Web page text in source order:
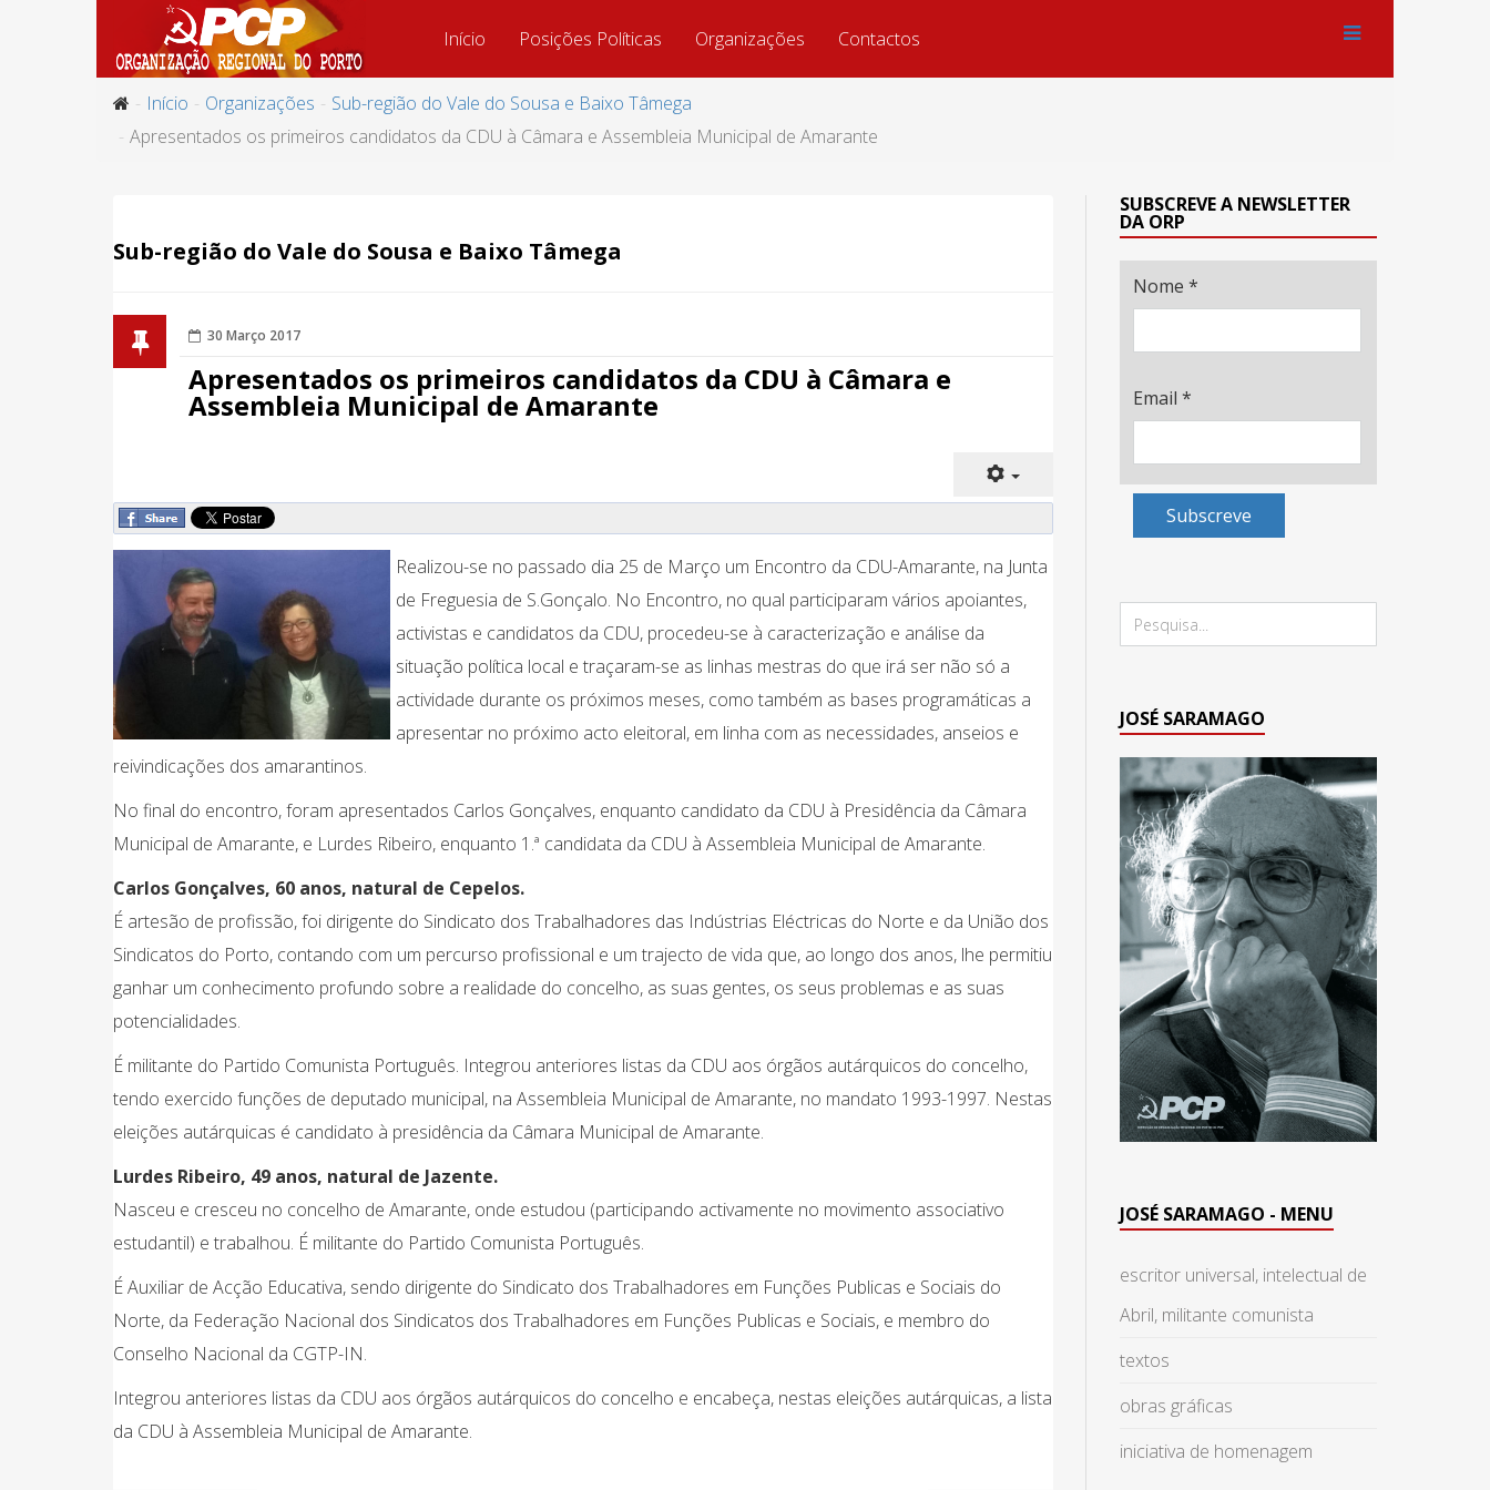
Início Posições Políticas Organizações Contactos
Início Organizações
Sub-região do Vale do Sousa e Baixo Tâmega
Apresentados os primeiros candidatos da CDU à Câmara e Assembleia Municipal de Amarante
Sub-região do Vale do Sousa e Baixo Tâmega
30 Março 2017
Apresentados os primeiros candidatos da CDU à Câmara e
Assembleia Municipal de Amarante
Realizou-se no passado dia 25 de Março um Encontro da CDU-Amarante, na Junta
de Freguesia de S.Gonçalo. No Encontro, no qual participaram vários apoiantes,
activistas e candidatos da CDU, procedeu-se à caracterização e análise da
situação política local e traçaram-se as linhas mestras do que irá ser não só a
actividade durante os próximos meses, como também as bases programáticas a
apresentar no próximo acto eleitoral, em linha com as necessidades, anseios e
reivindicações dos amarantinos.
No final do encontro, foram apresentados Carlos Gonçalves, enquanto candidato da CDU à Presidência da Câmara
Municipal de Amarante, e Lurdes Ribeiro, enquanto 1.ª candidata da CDU à Assembleia Municipal de Amarante.
Carlos Gonçalves, 60 anos, natural de Cepelos.
É artesão de profissão, foi dirigente do Sindicato dos Trabalhadores das Indústrias Eléctricas do Norte e da União dos
Sindicatos do Porto, contando com um percurso profissional e um trajecto de vida que, ao longo dos anos, lhe permitiu
ganhar um conhecimento profundo sobre a realidade do concelho, as suas gentes, os seus problemas e as suas
potencialidades.
É militante do Partido Comunista Português. Integrou anteriores listas da CDU aos órgãos autárquicos do concelho,
tendo exercido funções de deputado municipal, na Assembleia Municipal de Amarante, no mandato 1993-1997. Nestas
eleições autárquicas é candidato à presidência da Câmara Municipal de Amarante.
Lurdes Ribeiro, 49 anos, natural de Jazente.
Nasceu e cresceu no concelho de Amarante, onde estudou (participando activamente no movimento associativo
estudantil) e trabalhou. É militante do Partido Comunista Português.
É Auxiliar de Acção Educativa, sendo dirigente do Sindicato dos Trabalhadores em Funções Publicas e Sociais do
Norte, da Federação Nacional dos Sindicatos dos Trabalhadores em Funções Publicas e Sociais, e membro do
Conselho Nacional da CGTP-IN.
Integrou anteriores listas da CDU aos órgãos autárquicos do concelho e encabeça, nestas eleições autárquicas, a lista
da CDU à Assembleia Municipal de Amarante.
SUBSCREVE A NEWSLETTER
DA ORP
Nome *
Email *
Subscreve
JOSÉ SARAMAGO
JOSÉ SARAMAGO - MENU
escritor universal, intelectual de
Abril, militante comunista
textos
obras gráficas
iniciativa de homenagem